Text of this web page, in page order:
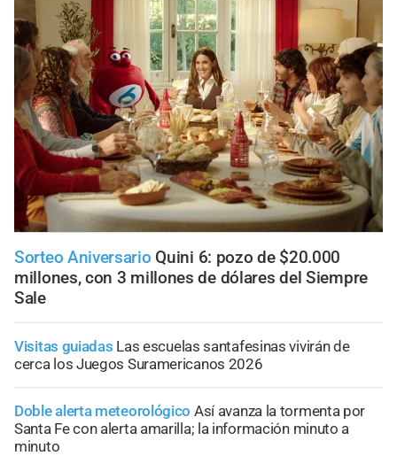
Sorteo Aniversario Quini 6: pozo de $20.000
millones, con 3 millones de dólares del Siempre
Sale
Visitas guiadas Las escuelas santafesinas vivirán de
cerca los Juegos Suramericanos 2026
Doble alerta meteorológico Así avanza la tormenta por
Santa Fe con alerta amarilla; la información minuto a
minuto